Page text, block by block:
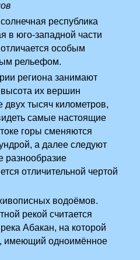
республика
в юго-западной части
особым
рельефом.
региона занимают
их вершин
двух тысяч километров,
самые настоящие
горы сменяются
а далее следуют
разнообразие
отличительной чертой
водоёмов.
рекой считается
Абакан, на которой
имеющий одноимённое